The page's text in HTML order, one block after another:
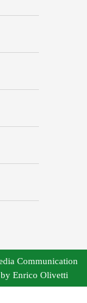
Communication
Enrico Olivetti